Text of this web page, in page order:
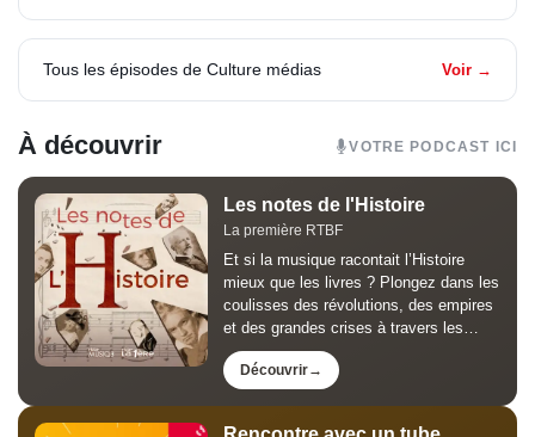
Tous les épisodes de Culture médias Voir →
À découvrir VOTRE PODCAST ICI
Les notes de l'Histoire
La première RTBF
Et si la musique racontait l’Histoire
mieux que les livres ? Plongez dans les
coulisses des révolutions, des empires
et des grandes crises à travers les
œuvres qui les ont marquées. Les
Notes de l’Histoire, animé par Jean-
Découvrir